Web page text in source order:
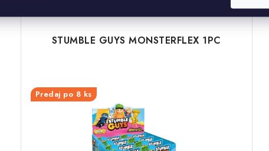
STUMBLE GUYS MONSTERFLEX 1PC
Predaj po 8 ks